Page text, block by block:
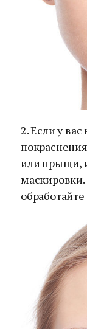
2. Если у
или прыщи,